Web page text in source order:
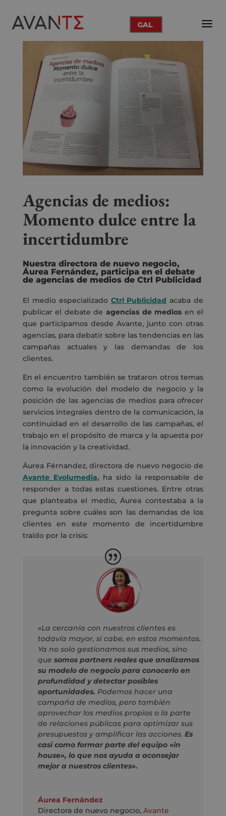
GAL
Agencias de medios:
Momento dulce entre la
incertidumbre
Nuestra directora de nuevo negocio,
Áurea Fernández, participa en el debate
de agencias de medios de Ctrl Publicidad
El medio especializado Ctrl Publicidad acaba de
publicar el debate de agencias de medios en el
que participamos desde Avante, junto con otras
agencias, para debatir sobre las tendencias en las
campañas actuales y las demandas de los
clientes.
En el encuentro también se trataron otros temas
como la evolución del modelo de negocio y la
posición de las agencias de medios para ofrecer
servicios integrales dentro de la comunicación, la
continuidad en el desarrollo de las campañas, el
trabajo en el propósito de marca y la apuesta por
la innovación y la creatividad.
Áurea Férnandez, directora de nuevo negocio de
Avante Evolumedia, ha sido la responsable de
responder a todas estas cuestiones. Entre otras
que planteaba el medio, Áurea contestaba a la
pregunta sobre cuáles son las demandas de los
clientes en este momento de incertidumbre
traído por la crisis:
«La cercanía con nuestros clientes es
todavía mayor, si cabe, en estos momentos.
Ya no solo gestionamos sus medios, sino
que somos partners reales que analizamos
su modelo de negocio para conocerlo en
profundidad y detectar posibles
oportunidades. Podemos hacer una
campaña de medios, pero también
aprovechar los medios propios o la parte
de relaciones públicas para optimizar sus
presupuestos y amplificar las acciones. Es
casi como formar parte del equipo «in
house», lo que nos ayuda a aconsejar
mejor a nuestros clientes».
Áurea Fernández
Directora de nuevo negocio, Avante